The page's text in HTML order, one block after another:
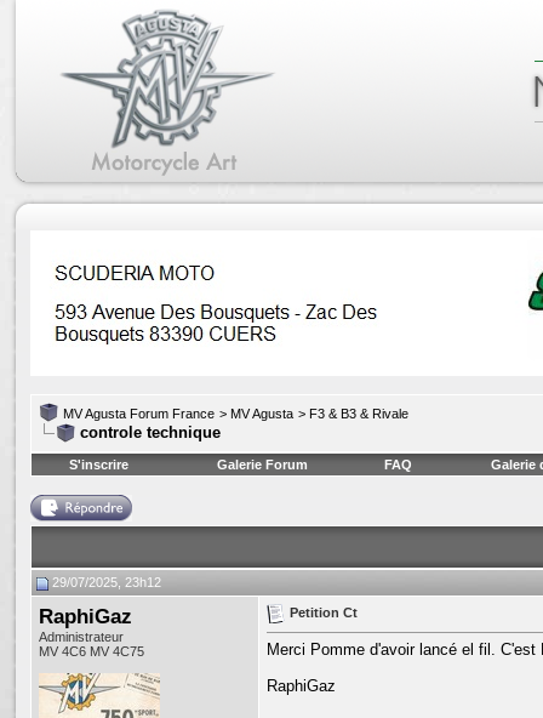
MV Agusta Forum France > MV Agusta > F3 & B3 & Rivale
controle technique
S'inscrire Galerie Forum FAQ Galerie
29/07/2025, 23h12
RaphiGaz
Administrateur
MV 4C6 MV 4C75
Petition Ct
Merci Pomme d'avoir lancé el fil. C'est
RaphiGaz